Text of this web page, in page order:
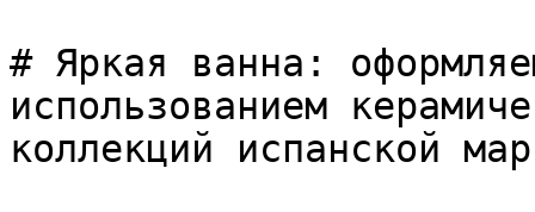
# Яркая ванна:
использованием
коллекций испанской